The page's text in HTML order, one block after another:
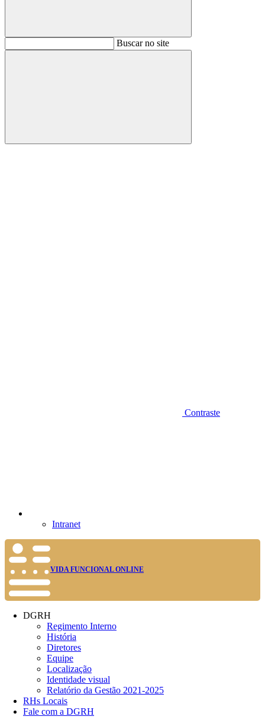
BuscarBuscar no site
Buscar
Contraste
Intranet
VIDA FUNCIONAL ONLINE
DGRH
Regimento Interno
História
Diretores
Equipe
Localização
Identidade visual
Relatório da Gestão 2021-2025
RHs Locais
Fale com a DGRH